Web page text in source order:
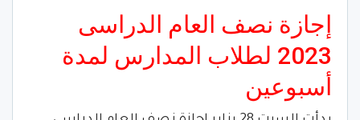
إجازة نصف العام الدراسى
2023 لطلاب المدارس لمدة
أسبوعين